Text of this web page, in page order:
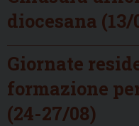
diocesana (13/
Giornate
formazione
(24-27/08)